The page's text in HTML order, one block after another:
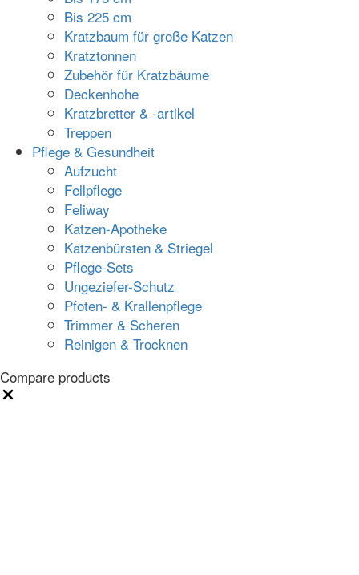
Bis 225 cm
Kratzbaum für große Katzen
Kratztonnen
Zubehör für Kratzbäume
Deckenhohe
Kratzbretter & -artikel
Treppen
Pflege & Gesundheit
Aufzucht
Fellpflege
Feliway
Katzen-Apotheke
Katzenbürsten & Striegel
Pflege-Sets
Ungeziefer-Schutz
Pfoten- & Krallenpflege
Trimmer & Scheren
Reinigen & Trocknen
Compare products